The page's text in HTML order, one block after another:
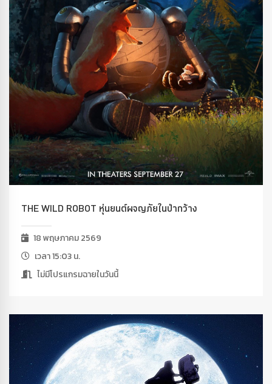
THE WILD ROBOT หุ่นยนต์ผจญภัยในป่ากว้าง
18 พฤษภาคม 2569
เวลา 15:03 น.
ไม่มีโปรแกรมฉายในวันนี้